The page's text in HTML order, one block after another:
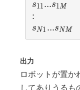
s11...s1M
::
sN1 ...sNM
出力
ロボットが置か
してありうるも